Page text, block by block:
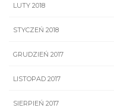
LUTY 2018
STYCZEŃ 2018
GRUDZIEŃ 2017
LISTOPAD 2017
SIERPIEŃ 2017